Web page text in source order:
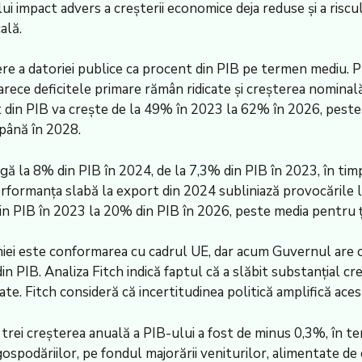
advers a creşterii economice deja reduse şi a
a datoriei publice ca procent din PIB pe termen mediu.
deficitele primare rămân ridicate şi creşterea
PIB va creşte de la 49% în 2023 la 62% în 2026,
în 2028.
la 8% din PIB în 2024, de la 7,3% din PIB în 2023, în
slabă la export din 2024 subliniază
PIB în 2023 la 20% din PIB în 2026, peste media pentru
este conformarea cu cadrul UE, dar acum Guvernul
PIB. Analiza Fitch indică faptul că a slăbit substanţial
Fitch consideră că incertitudinea politică amplifică
creşterea anuală a PIB-ului a fost de minus 0,3%, în
pe fondul majorării veniturilor, alimentate de